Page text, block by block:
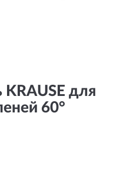
KRAUSE для
60°